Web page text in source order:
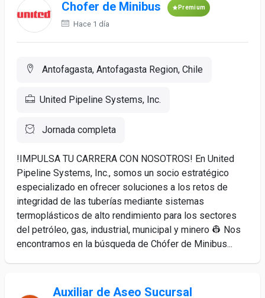
Chofer de Minibus Premium
Hace 1 día
Antofagasta, Antofagasta Region, Chile
United Pipeline Systems, Inc.
Jornada completa
!IMPULSA TU CARRERA CON NOSOTROS! En United
Pipeline Systems, Inc., somos un socio estratégico
especializado en ofrecer soluciones a los retos de
integridad de las tuberías mediante sistemas
termoplásticos de alto rendimiento para los sectores
del petróleo, gas, industrial, municipal y minero 👷 Nos
encontramos en la búsqueda de Chófer de Minibus...
Auxiliar de Aseo Sucursal